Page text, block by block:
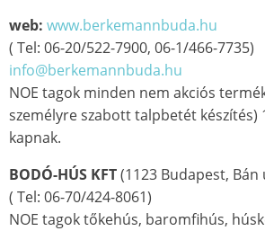
web: www.berkemannbuda.hu
( Tel: 06-20/522-7900, 06-1/466-
info@berkemannbuda.hu
NOE tagok minden nem akciós
személyre szabott talpbetét készítés)
kapnak.
BODÓ-HÚS KFT(1123 Budapest, Bán
( Tel: 06-70/424-8061)
NOE tagok tőkehús, baromfihús,